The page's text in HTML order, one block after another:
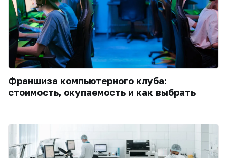
Франшиза компьютерного клуба:
стоимость, окупаемость и как выбрать